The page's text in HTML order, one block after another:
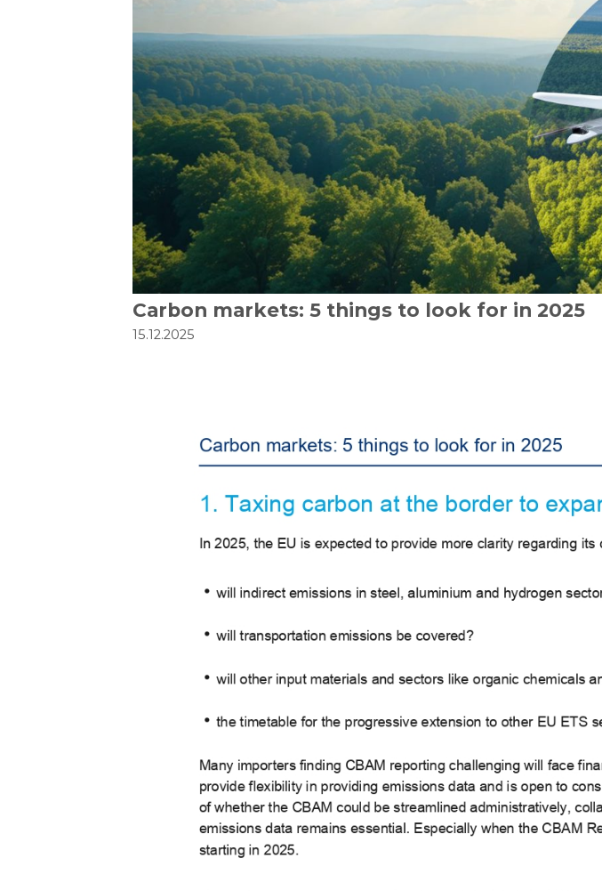
Carbon markets: 5 things to look for in 2025
15.12.2025